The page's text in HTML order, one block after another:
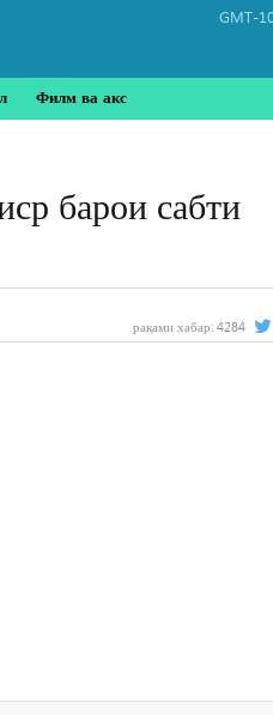
GMT-
Филм ва акс
барои сабти
рақами хабар: 4284